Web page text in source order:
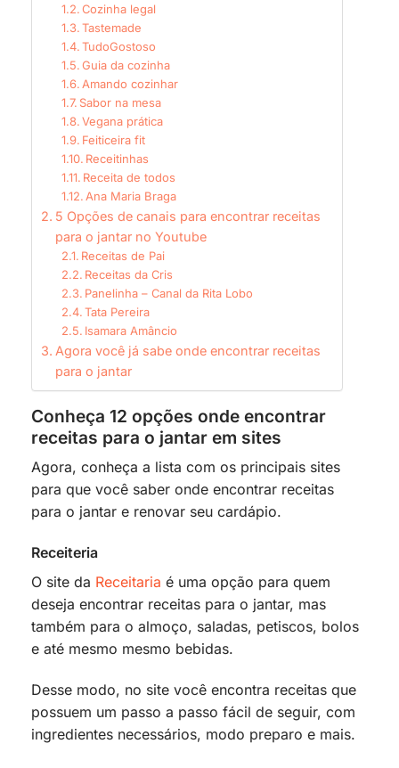
Cozinha legal
Tastemade
TudoGostoso
Guia da cozinha
Amando cozinhar
Sabor na mesa
Vegana prática
Feiticeira fit
Receitinhas
Receita de todos
Ana Maria Braga
5 Opções de canais para encontrar receitas
para o jantar no Youtube
Receitas de Pai
Receitas da Cris
Panelinha – Canal da Rita Lobo
Tata Pereira
Isamara Amâncio
Agora você já sabe onde encontrar receitas
para o jantar
Conheça 12 opções onde encontrar
receitas para o jantar em sites
Agora, conheça a lista com os principais sites
para que você saber onde encontrar receitas
para o jantar e renovar seu cardápio.
Receiteria
O site da Receitaria é uma opção para quem
deseja encontrar receitas para o jantar, mas
também para o almoço, saladas, petiscos, bolos
e até mesmo mesmo bebidas.
Desse modo, no site você encontra receitas que
possuem um passo a passo fácil de seguir, com
ingredientes necessários, modo preparo e mais.